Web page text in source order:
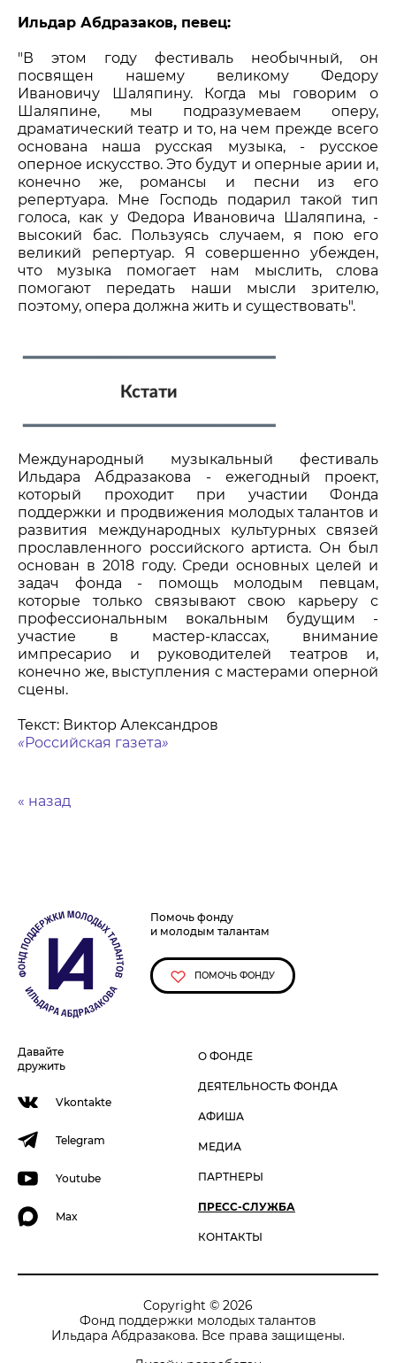
Ильдар Абдразаков, певец:
"В этом году фестиваль необычный, он
посвящен нашему великому Федору
Ивановичу Шаляпину. Когда мы говорим о
Шаляпине, мы подразумеваем оперу,
драматический театр и то, на чем прежде всего
основана наша русская музыка, - русское
оперное искусство. Это будут и оперные арии и,
конечно же, романсы и песни из его
репертуара. Мне Господь подарил такой тип
голоса, как у Федора Ивановича Шаляпина, -
высокий бас. Пользуясь случаем, я пою его
великий репертуар. Я совершенно убежден,
что музыка помогает нам мыслить, слова
помогают передать наши мысли зрителю,
поэтому, опера должна жить и существовать".
Международный музыкальный фестиваль
Ильдара Абдразакова - ежегодный проект,
который проходит при участии Фонда
поддержки и продвижения молодых талантов и
развития международных культурных связей
прославленного российского артиста. Он был
основан в 2018 году. Среди основных целей и
задач фонда - помощь молодым певцам,
которые только связывают свою карьеру с
профессиональным вокальным будущим -
участие в мастер-классах, внимание
импресарио и руководителей театров и,
конечно же, выступления с мастерами оперной
сцены.
Текст: Виктор Александров
«Российская газета»
« назад
Помочь фонду
и молодым талантам
ПОМОЧЬ ФОНДУ
О ФОНДЕ
ДЕЯТЕЛЬНОСТЬ ФОНДА
АФИША
МЕДИА
ПАРТНЕРЫ
ПРЕСС-СЛУЖБА
КОНТАКТЫ
Давайте
дружить
Vkontakte
Telegram
Youtube
Max
Copyright © 2026
Фонд поддержки молодых талантов
Ильдара Абдразакова. Все права защищены.